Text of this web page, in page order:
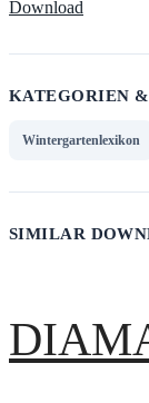
Download
KATEGORIEN
Wintergartenlexikon
SIMILAR